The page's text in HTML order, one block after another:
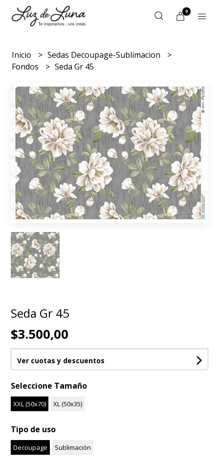
0
Inicio
Sedas Decoupage-Sublimacion
Fondos
Seda Gr 45
Seda Gr 45
$3.500,00
Ver cuotas y descuentos
Seleccione Tamaño
XXL (50x70) XL (50x35)
Tipo de uso
Decoupage Sublimación